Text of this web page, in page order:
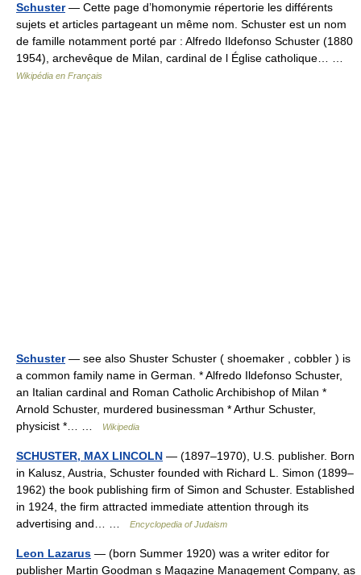
Schuster— Cette page d’homonymie répertorie les différents
sujets et articles partageant un même nom. Schuster est un nom
de famille notamment porté par : Alfredo Ildefonso Schuster (1880
1954), archevêque de Milan, cardinal de l Église catholique… …
Wikipédia en Français
Schuster— see also Shuster Schuster ( shoemaker , cobbler ) is
a common family name in German. * Alfredo Ildefonso Schuster,
an Italian cardinal and Roman Catholic Archibishop of Milan *
Arnold Schuster, murdered businessman * Arthur Schuster,
physicist *… …
Wikipedia
SCHUSTER, MAX LINCOLN — (1897–1970), U.S. publisher. Born
in Kalusz, Austria, Schuster founded with Richard L. Simon (1899–
1962) the book publishing firm of Simon and Schuster. Established
in 1924, the firm attracted immediate attention through its
advertising and… …
Encyclopedia of Judaism
Leon Lazarus — (born Summer 1920) was a writer editor for
publisher Martin Goodman s Magazine Management Company, as